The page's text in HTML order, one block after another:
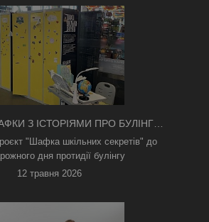
З ІСТОРІЯМИ ПРО БУЛІНГ
З'ЯВИЛИСЯ В КИЄВІ
"Шафка шкільних секретів" до
дня протидії булінгу
12 травня 2026